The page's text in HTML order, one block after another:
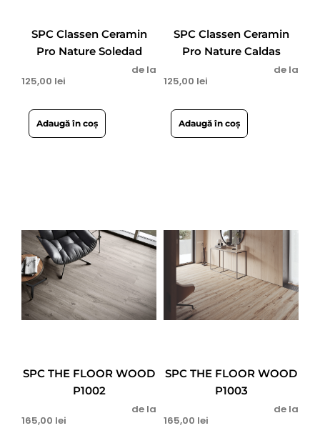
SPC Classen Ceramin
Pro Nature Soledad
de la
125,00 lei
Adaugă în coș
SPC Classen Ceramin
Pro Nature Caldas
de la
125,00 lei
Adaugă în coș
SPC THE FLOOR WOOD
P1002
de la
165,00 lei
SPC THE FLOOR WOOD
P1003
de la
165,00 lei